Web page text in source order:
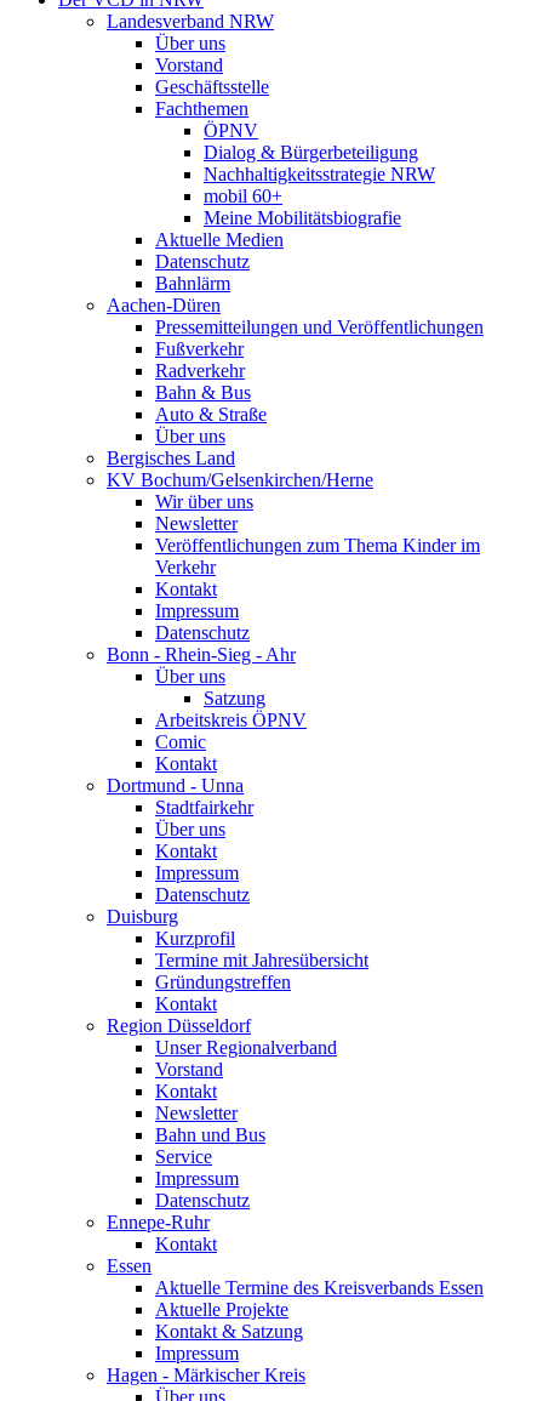
Landesverband NRW
Über uns
Vorstand
Geschäftsstelle
Fachthemen
ÖPNV
Dialog & Bürgerbeteiligung
Nachhaltigkeitsstrategie NRW
mobil 60+
Meine Mobilitätsbiografie
Aktuelle Medien
Datenschutz
Bahnlärm
Aachen-Düren
Pressemitteilungen und Veröffentlichungen
Fußverkehr
Radverkehr
Bahn & Bus
Auto & Straße
Über uns
Bergisches Land
KV Bochum/Gelsenkirchen/Herne
Wir über uns
Newsletter
Veröffentlichungen zum Thema Kinder im
Verkehr
Kontakt
Impressum
Datenschutz
Bonn - Rhein-Sieg - Ahr
Über uns
Satzung
Arbeitskreis ÖPNV
Comic
Kontakt
Dortmund - Unna
Stadtfairkehr
Über uns
Kontakt
Impressum
Datenschutz
Duisburg
Kurzprofil
Termine mit Jahresübersicht
Gründungstreffen
Kontakt
Region Düsseldorf
Unser Regionalverband
Vorstand
Kontakt
Newsletter
Bahn und Bus
Service
Impressum
Datenschutz
Ennepe-Ruhr
Kontakt
Essen
Aktuelle Termine des Kreisverbands Essen
Aktuelle Projekte
Kontakt & Satzung
Impressum
Hagen - Märkischer Kreis
Über uns